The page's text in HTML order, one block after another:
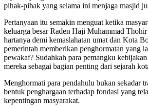
pihak-pihak yang selama ini menjaga masjid
Pertanyaan itu semakin menguat ketika
keluarga besar Raden Haji Muhammad
hartanya demi kemaslahatan umat dan Kota
pemerintah memberikan penghormatan yang
pewakaf? Sudahkah para pemangku kebijakan
mereka sebagai bagian penting dari sejarah
Menghormati para pendahulu bukan sekadar
bentuk penghargaan terhadap fondasi yang
kepentingan masyarakat.